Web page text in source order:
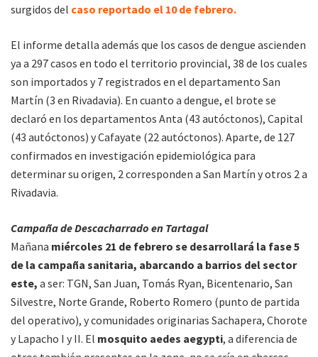
surgidos del caso reportado el 10 de febrero.
El informe detalla además que los casos de dengue ascienden
ya a 297 casos en todo el territorio provincial, 38 de los cuales
son importados y 7 registrados en el departamento San
Martín (3 en Rivadavia). En cuanto a dengue, el brote se
declaró en los departamentos Anta (43 autóctonos), Capital
(43 autóctonos) y Cafayate (22 autóctonos). Aparte, de 127
confirmados en investigación epidemiológica para
determinar su origen, 2 corresponden a San Martín y otros 2 a
Rivadavia.
Campaña de Descacharrado en Tartagal
Mañana miércoles 21 de febrero se desarrollará la fase 5
de la campaña sanitaria, abarcando a barrios del sector
este, a ser: TGN, San Juan, Tomás Ryan, Bicentenario, San
Silvestre, Norte Grande, Roberto Romero (punto de partida
del operativo), y comunidades originarias Sachapera, Chorote
y Lapacho I y II. El mosquito aedes aegypti, a diferencia de